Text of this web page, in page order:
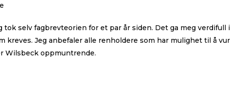
tok selv fagbrevteorien for et par år siden. Det ga meg verdifull
kreves. Jeg anbefaler alle renholdere som har mulighet til å
Wilsbeck oppmuntrende.